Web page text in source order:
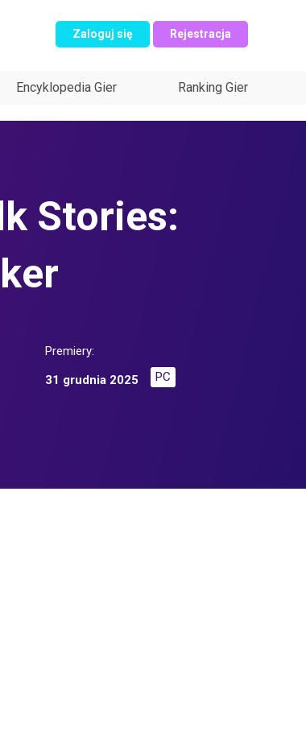
Zaloguj się Rejestracja
Encyklopedia Gier Ranking Gier
Stories:
Premiery:
31 grudnia 2025
PC